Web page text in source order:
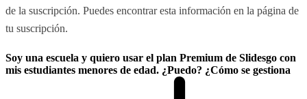
de la suscripción. Puedes encontrar esta información en la página de
tu suscripción.
Soy una escuela y quiero usar el plan Premium de Slidesgo con
mis estudiantes menores de edad. ¿Puedo? ¿Cómo se gestiona